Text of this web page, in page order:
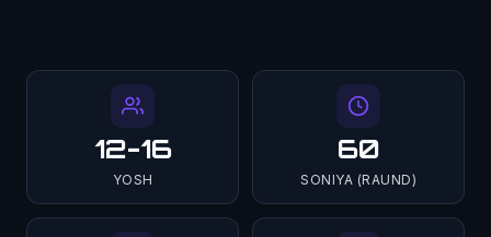
12-16
YOSH
60
SONIYA (RAUND)